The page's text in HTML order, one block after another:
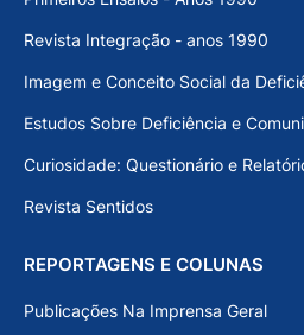
Revista Integração - anos 1990
Imagem e Conceito Social da
Estudos Sobre Deficiência e
Curiosidade: Questionário e
Revista Sentidos
REPORTAGENS E COLUNAS
Publicações Na Imprensa Geral